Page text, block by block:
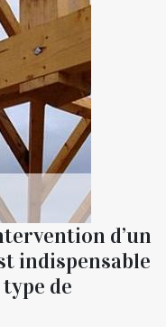
d’un
indispensable
de